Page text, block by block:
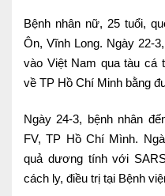
DỊCH VỤ
Các chuyên khoa tại
Ngoại
Sản - Phụ Khoa
Bệnh nhân nữ, 25 tuổi,
Ôn, Vĩnh Long. Ngày 22-
vào Việt Nam qua tàu cá
về TP Hồ Chí Minh bằng
Ngày 24-3, bệnh nhân
FV, TP Hồ Chí Mình.
quả dương tính với
cách ly, điều trị tại Bệnh